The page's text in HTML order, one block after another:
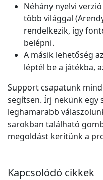
Néhány nyelvi
több világgal
rendelkezik, így
belépni.
A másik lehetőség
léptél be a játékba,
Support csapatunk
segítsen. Írj nekünk egy
leghamarabb
sarokban található
megoldást kerítünk a
Kapcsolódó cikkek